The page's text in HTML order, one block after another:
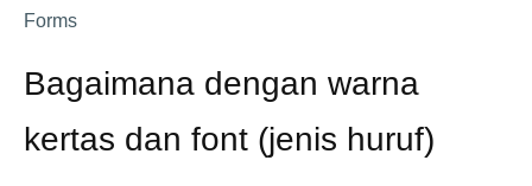
Forms
Bagaimana dengan warna
kertas dan font (jenis huruf)